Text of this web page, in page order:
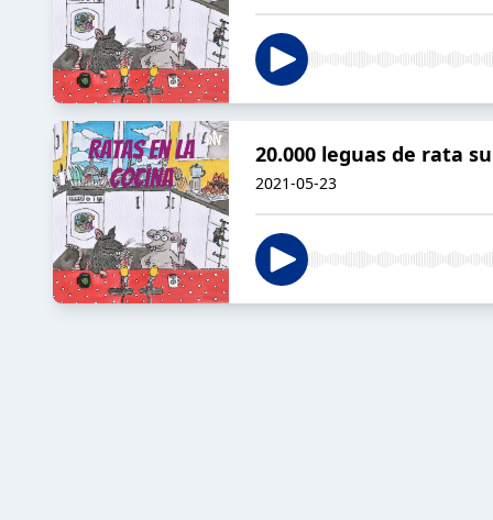
20.000 leguas de rata
2021-05-23